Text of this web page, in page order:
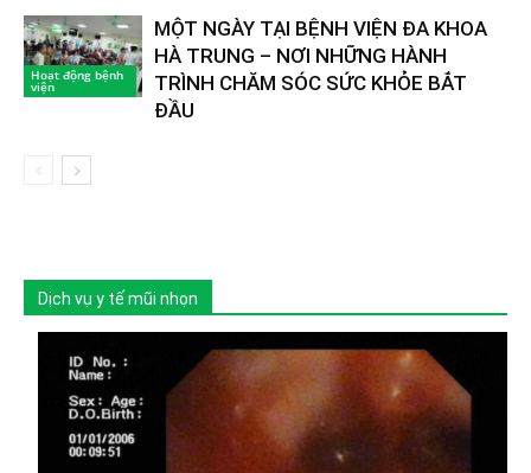
Hoạt động bệnh
viện
MỘT NGÀY TẠI BỆNH VIỆN ĐA KHOA
HÀ TRUNG – NƠI NHỮNG HÀNH
TRÌNH CHĂM SÓC SỨC KHỎE BẮT
ĐẦU
Dịch vụ y tế mũi nhọn